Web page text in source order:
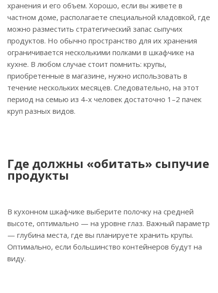
хранения и его объем. Хорошо, если вы живете в
частном доме, располагаете специальной кладовкой, где
можно разместить стратегический запас сыпучих
продуктов. Но обычно пространство для их хранения
ограничивается несколькими полками в шкафчике на
кухне. В любом случае стоит помнить: крупы,
приобретенные в магазине, нужно использовать в
течение нескольких месяцев. Следовательно, на этот
период на семью из 4-х человек достаточно 1–2 пачек
круп разных видов.
Где должны «обитать» сыпучие
продукты
В кухонном шкафчике выберите полочку на средней
высоте, оптимально — на уровне глаз. Важный параметр
— глубина места, где вы планируете хранить крупы.
Оптимально, если большинство контейнеров будут на
виду.